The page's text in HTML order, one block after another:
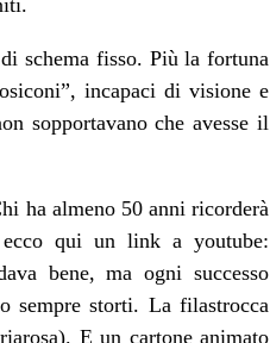
schema fisso. Più la fortuna
incapaci di visione e
sopportavano che avesse il
ha almeno 50 anni ricorderà
qui un link a youtube:
bene, ma ogni successo
sempre storti. La filastrocca
E un cartone animato